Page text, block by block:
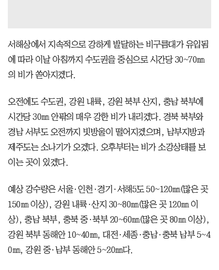
서해상에서 지속적으로 강하게 발달하는 비구름대가 유입됨
에 따라 이날 아침까지 수도권을 중심으로 시간당 30~70㎜
의 비가 쏟아지겠다.
오전에도 수도권, 강원 내륙, 강원 북부 산지, 충남 북부에
시간당 30㎜ 안팎의 매우 강한 비가 내리겠다. 경북 북부와
경남 서부도 오전까지 빗방울이 떨어지겠으며, 남부지방과
제주도는 소나기가 오겠다. 오후부터는 비가 소강상태를 보
이는 곳이 있겠다.
예상 강수량은 서울·인천·경기·서해5도 50~120㎜(많은 곳
150㎜ 이상), 강원 내륙·산지 30~80㎜(많은 곳 120㎜ 이
상), 충남 북부, 충북 중·북부 20~60㎜(많은 곳 80㎜ 이상),
강원 북부 동해안 10~40㎜, 대전·세종·충남·충북 남부 5~4
0㎜, 강원 중·남부 동해안 5~20㎜다.